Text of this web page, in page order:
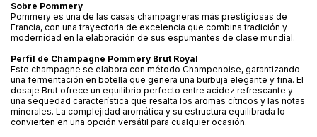
Sobre Pommery
Pommery es una de las casas champagneras más prestigiosas de
Francia, con una trayectoria de excelencia que combina tradición y
modernidad en la elaboración de sus espumantes de clase mundial.
Perfil de Champagne Pommery Brut Royal
Este champagne se elabora con método Champenoise, garantizando
una fermentación en botella que genera una burbuja elegante y fina. El
dosaje Brut ofrece un equilibrio perfecto entre acidez refrescante y
una sequedad característica que resalta los aromas cítricos y las notas
minerales. La complejidad aromática y su estructura equilibrada lo
convierten en una opción versátil para cualquier ocasión.